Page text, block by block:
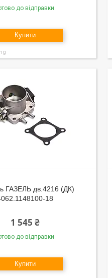
до відправки
Купити
ГАЗЕЛЬ дв.4216 (ДК)
18
1 545 ₴
до відправки
Купити